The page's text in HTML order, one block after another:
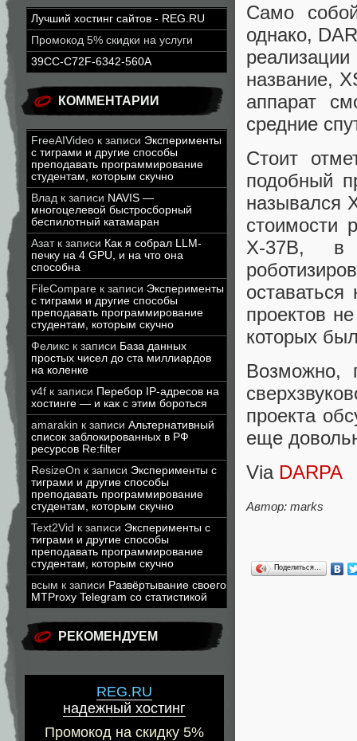
Лучший хостинг сайтов - REG.RU
Промокод 5% скидки на услуги
39CC-C72F-6342-560A
КОММЕНТАРИИ
FreeAIVideo к записи Эксперименты
с тиграми и другие способы
преподавать программирование
студентам, которым скучно
Влад к записи NAVIS —
многоцелевой быстросборный
беспилотный катамаран
Азатк записи Как я собрал LLM-
печку на 4 GPU, и на что она
способна
FileCompare к записи Эксперименты
с тиграми и другие способы
преподавать программирование
студентам, которым скучно
Феликс к записи База данных
простых чисел до ста миллиардов
на коленке
v4f к записи Перебор IP-адресов на
хостинге — и как с этим бороться
amarakin к записи Альтернативный
список заблокированных в РФ
ресурсов Re:filter
ResizeOn к записи Эксперименты с
тиграми и другие способы
преподавать программирование
студентам, которым скучно
Text2Vid к записи Эксперименты с
тиграми и другие способы
преподавать программирование
студентам, которым скучно
всым к записи Развёртывание своего
MTProxy Telegram со статистикой
РЕКОМЕНДУЕМ
REG.RU
надежный хостинг
Промокод на скидку 5%
Само
однако,
название,
аппарат
средние
Стоит
подобный
назывался
стоимости
Х-37В, в
проектов
которых
Возможно,
проекта
еще
Via DARPA
Автор: marks
Поделиться…